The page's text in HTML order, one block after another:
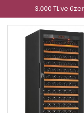
3.000 TL ve